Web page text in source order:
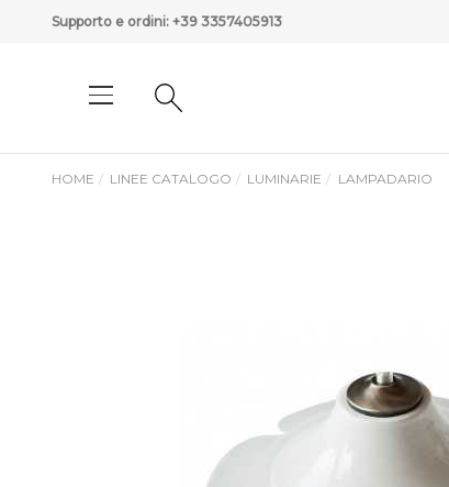
Supporto e ordini: +39 3357405913
HOME LINEE CATALOGO LUMINARIE LAMPADARIO